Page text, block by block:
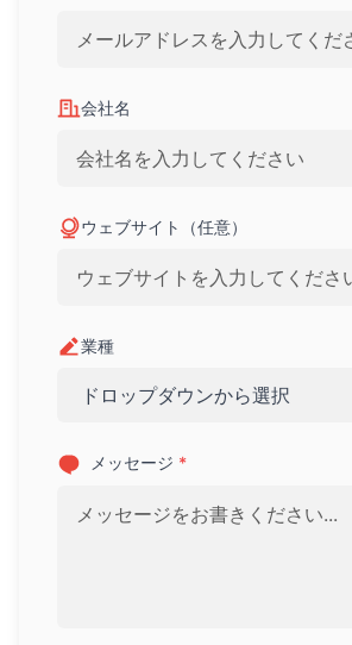
会社名
ウェブサイト（任意）
業種
メッセージ *